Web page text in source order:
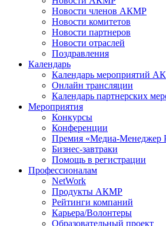
Новости членов АКМР
Новости комитетов
Новости партнеров
Новости отраслей
Поздравления
Календарь
Календарь мероприятий
Онлайн трансляции
Календарь партнерских
Мероприятия
Конкурсы
Конференции
Премия «Медиа-Менеджер
Бизнес-завтраки
Помощь в регистрации
Профессионалам
NetWork
Продукты АКМР
Рейтинги компаний
Карьера/Волонтеры
Образовательный проект